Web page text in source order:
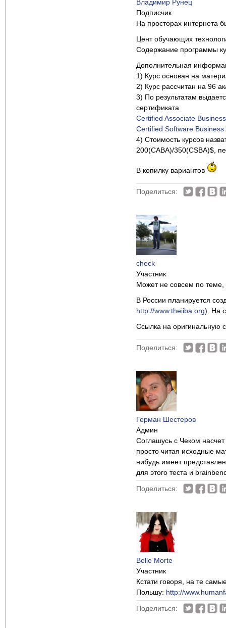
Владимир Рунец
Подписчик
На просторах интернета
Цент обучающих
Содержание программы
Дополнительная
1) Курс основан на
2) Курс рассчитан на 96
3) По результатам
сертификата
Certified Associate
Certified Software Business
4) Стоимость курсов
200(CABA)/350(CSBA)$,
В копилку вариантов
Поделиться:
check
Участник
Может не совсем по теме,
В России планируется
http://www.theiiba.org). На
Ссылка на оригинальную
Поделиться:
Герман Шестеров
Админ
Соглашусь с Чеком
просто читая исходные
нибудь имеет
для этого теста и
Поделиться:
Belle Morte
Участник
Кстати говоря, на те
Польшу: http://
Поделиться: